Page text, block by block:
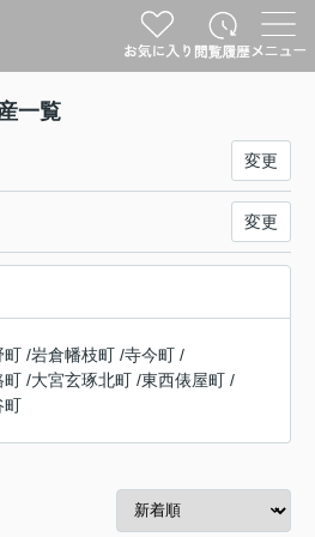
一覧
変更
変更
町 /岩倉幡枝町 /寺今町 /
町 /大宮玄琢北町 /東西俵屋町 /
町